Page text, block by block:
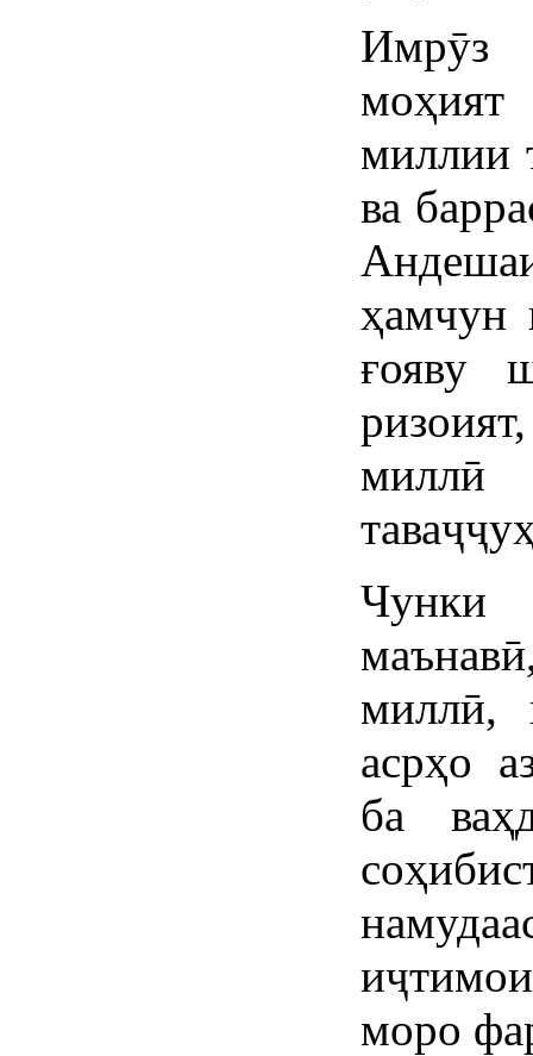
Имрӯз
миллии
ва
ҳамчун
ғояву
миллӣ
Чунки
миллӣ,
асрҳо
ба
моро